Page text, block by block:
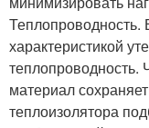
характеристикой
теплопроводность.
материал
теплоизолятора